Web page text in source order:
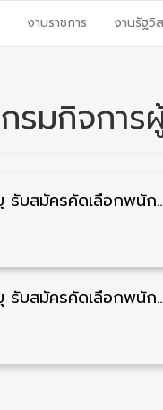
งานราชการ งานรัฐวิ
กรมกิจการ
กรมกิจการผู้สูงอายุ รับสมัครคัดเลือกพนักงานราชก
กรมกิจการผู้สูงอายุ รับสมัครคัดเลือกพนักงา